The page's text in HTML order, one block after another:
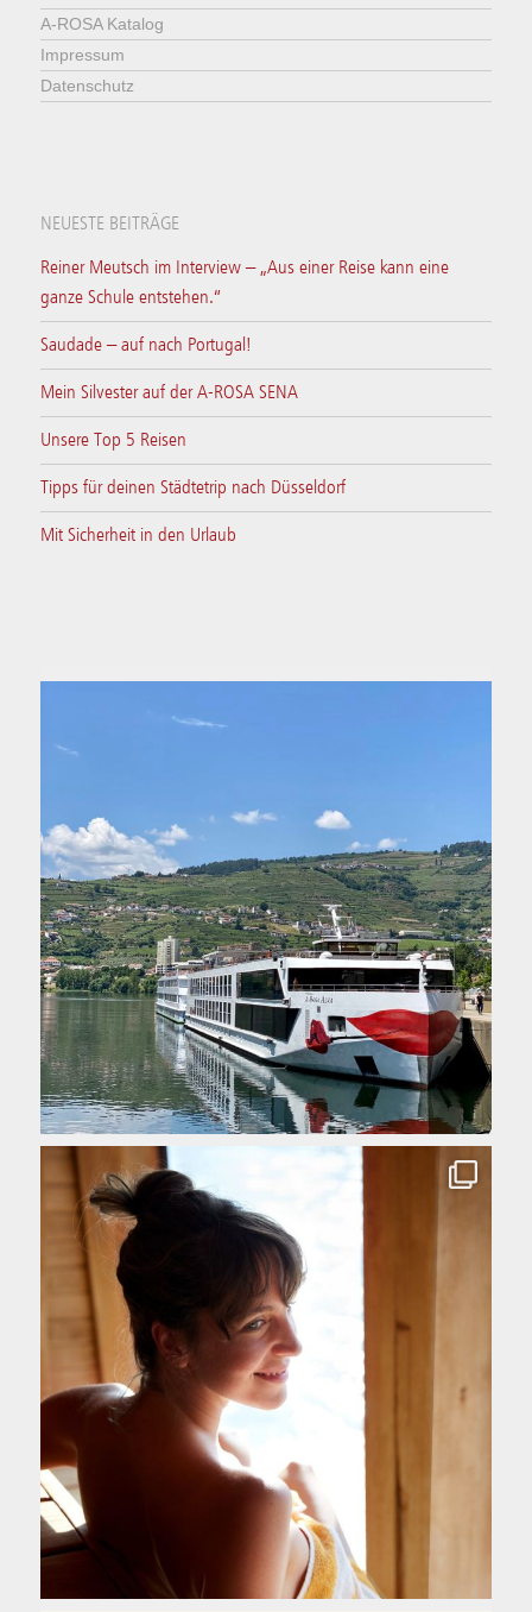
A-ROSA Katalog
Impressum
Datenschutz
NEUESTE BEITRÄGE
Reiner Meutsch im Interview – „Aus einer Reise kann eine
ganze Schule entstehen.“
Saudade – auf nach Portugal!
Mein Silvester auf der A-ROSA SENA
Unsere Top 5 Reisen
Tipps für deinen Städtetrip nach Düsseldorf
Mit Sicherheit in den Urlaub